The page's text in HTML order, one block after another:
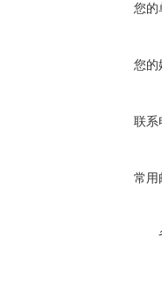
您的
您的
联系
常用